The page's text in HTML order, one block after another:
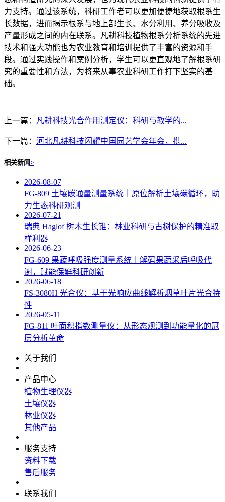
力支持。通过该系统，科研工作者可以更加便捷地获取根系生
长数据，进而揭示根系与地上部生长、水分利用、养分吸收及
产量形成之间的内在联系。凡耕科技植物根系分析系统的先进
技术和强大功能也为农业教育和培训提供了丰富的资源和手
段。通过实践操作和案例分析，学生可以更直观地了解根系研
究的重要性和方法，为将来从事农业科研工作打下坚实的基
础。
上一篇： 凡耕科技光合作用测定仪：科研与教学的...
下一篇： 河北凡耕科技闪耀中国园艺学会年会，携...
相关新闻>
2026-08-07
FG‑809 土壤碳通量测量系统｜原位解析土壤碳循环，助
力生态科研观测
2026-07-21
瑞典 Haglof 树木生长锥：林业科研与古树保护的精准取
样利器
2026-06-23
FG-609 果蔬呼吸强度测量系统｜解码果蔬采后呼吸代
谢，赋能保鲜科研创新
2026-06-18
FS‑3080H 光合仪：基于光响应曲线解析烟草叶片光合特
性
2026-05-11
FG-811 叶面积指数测量仪：从形态观测到功能量化的冠
层分析革命
关于我们
产品中心
植物生理仪器
土壤仪器
林业仪器
其他产品
服务支持
资料下载
售后服务
联系我们